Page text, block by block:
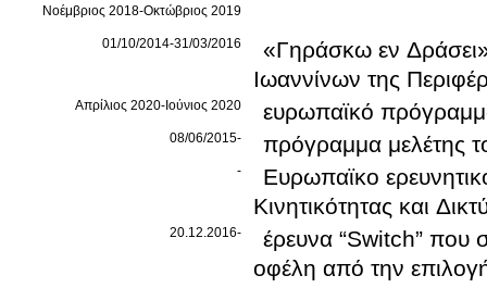
Νοέμβριος 2018-Οκτώβριος 2019
01/10/2014-31/03/2016
«Γηράσκω εν
Ιωαννίνων της
Απρίλιος 2020-Ιούνιος 2020 ευρωπαϊκό
08/06/2015- πρόγραμμα μελέτης
-
Ευρωπαϊκο
Κινητικότητας και
20.12.2016-
έρευνα “Switch” που
οφέλη από την